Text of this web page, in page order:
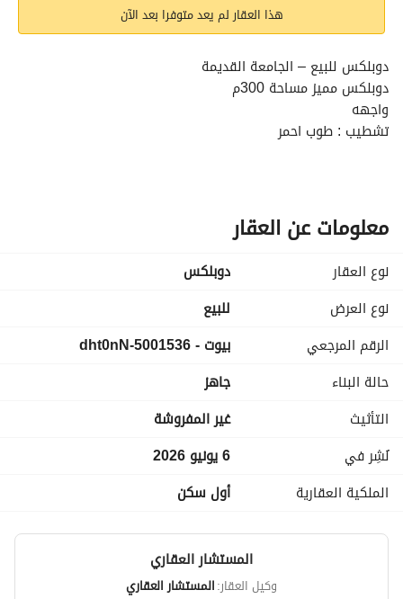
هذا العقار لم يعد متوفرا بعد الآن
دوبلكس للبيع – الجامعة القديمة
دوبلكس مميز مساحة 300م
واجهه
تشطيب : طوب احمر
50% مقدم
والباقي على 6 شهور
الاستلام خلال 6 شهور
موقع مميز في الجامعة القديمة
معلومات عن العقار
نوع العقار
دوبلكس
نوع العرض
للبيع
الرقم المرجعي
بيوت - 5001536-dht0nN
حالة البناء
جاهز
التأثيث
غير المفروشة
نُشِر في
6 يونيو 2026
الملكية العقارية
أول سكن
المستشار العقاري
وكيل العقار:المستشار العقاري